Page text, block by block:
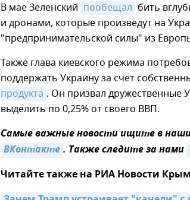
В мае Зеленский пообещал бить
и дронами, которые произведут на
"предпринимательской силы" из
Также глава киевского режима
поддержать Украину за счет
продукта . Он призвал дружественные
выделить по 0,25% от своего ВВП.
Самые важные новости ищите в
ВКонтакте. Также следите за нами
Читайте также на РИА Новости